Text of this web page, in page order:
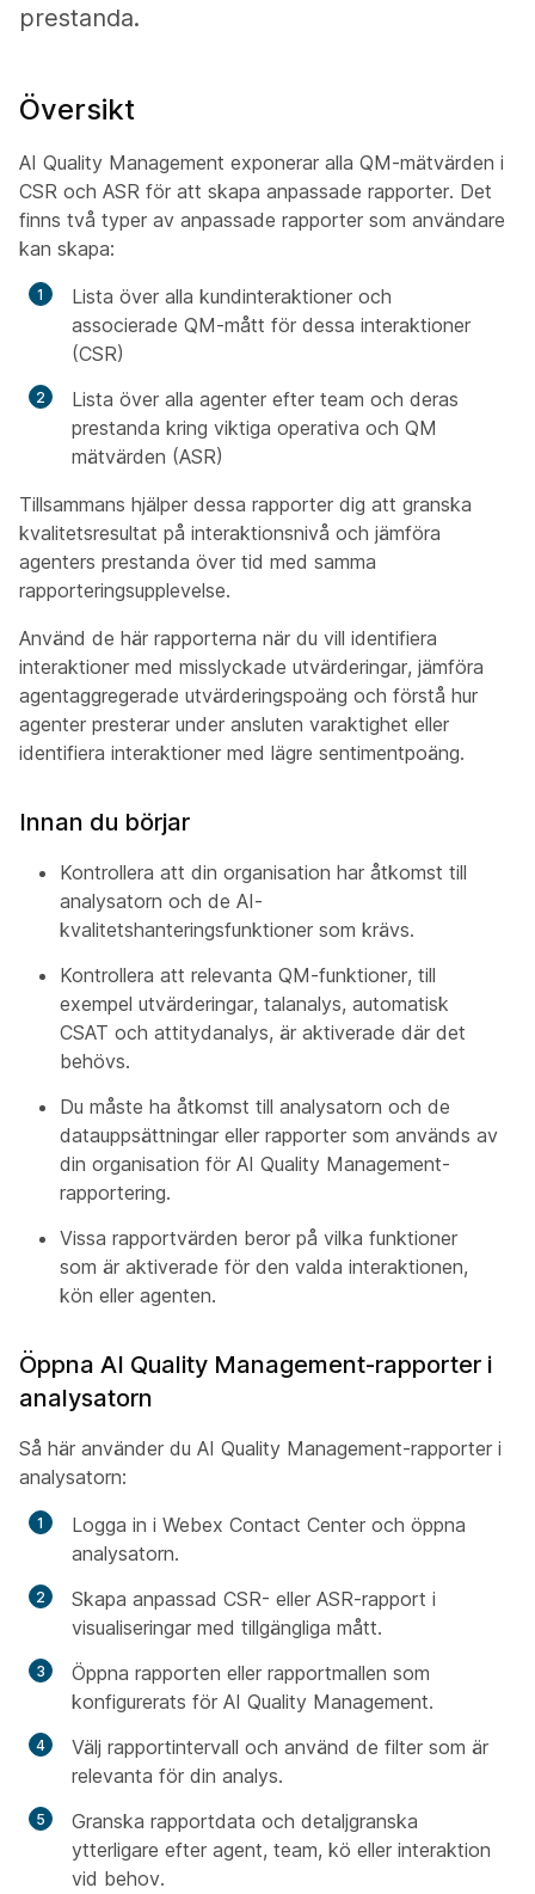
prestanda.
Översikt
AI Quality Management exponerar alla QM-mätvärden i
CSR och ASR för att skapa anpassade rapporter. Det
finns två typer av anpassade rapporter som användare
kan skapa:
Lista över alla kundinteraktioner och
associerade QM-mått för dessa interaktioner
(CSR)
Lista över alla agenter efter team och deras
prestanda kring viktiga operativa och QM
mätvärden (ASR)
Tillsammans hjälper dessa rapporter dig att granska
kvalitetsresultat på interaktionsnivå och jämföra
agenters prestanda över tid med samma
rapporteringsupplevelse.
Använd de här rapporterna när du vill identifiera
interaktioner med misslyckade utvärderingar, jämföra
agentaggregerade utvärderingspoäng och förstå hur
agenter presterar under ansluten varaktighet eller
identifiera interaktioner med lägre sentimentpoäng.
Innan du börjar
Kontrollera att din organisation har åtkomst till
analysatorn och de AI-
kvalitetshanteringsfunktioner som krävs.
Kontrollera att relevanta QM-funktioner, till
exempel utvärderingar, talanalys, automatisk
CSAT och attitydanalys, är aktiverade där det
behövs.
Du måste ha åtkomst till analysatorn och de
datauppsättningar eller rapporter som används av
din organisation för AI Quality Management-
rapportering.
Vissa rapportvärden beror på vilka funktioner
som är aktiverade för den valda interaktionen,
kön eller agenten.
Öppna AI Quality Management-rapporter i
analysatorn
Så här använder du AI Quality Management-rapporter i
analysatorn:
Logga in i Webex Contact Center och öppna
analysatorn.
Skapa anpassad CSR- eller ASR-rapport i
visualiseringar med tillgängliga mått.
Öppna rapporten eller rapportmallen som
konfigurerats för AI Quality Management.
Välj rapportintervall och använd de filter som är
relevanta för din analys.
Granska rapportdata och detaljgranska
ytterligare efter agent, team, kö eller interaktion
vid behov.